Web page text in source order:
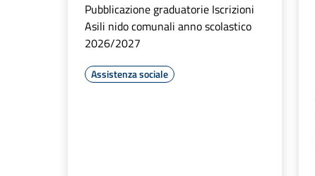
Pubblicazione graduatorie Iscrizioni
Asili nido comunali anno scolastico
2026/2027
Assistenza sociale